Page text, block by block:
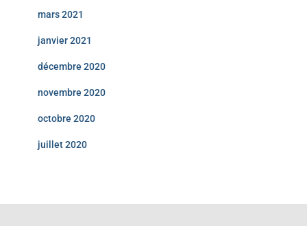
mars 2021
janvier 2021
décembre 2020
novembre 2020
octobre 2020
juillet 2020